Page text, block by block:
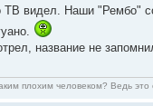
ТВ видел. Наши "Рембо"
название не
плохим человеком? Ведь это